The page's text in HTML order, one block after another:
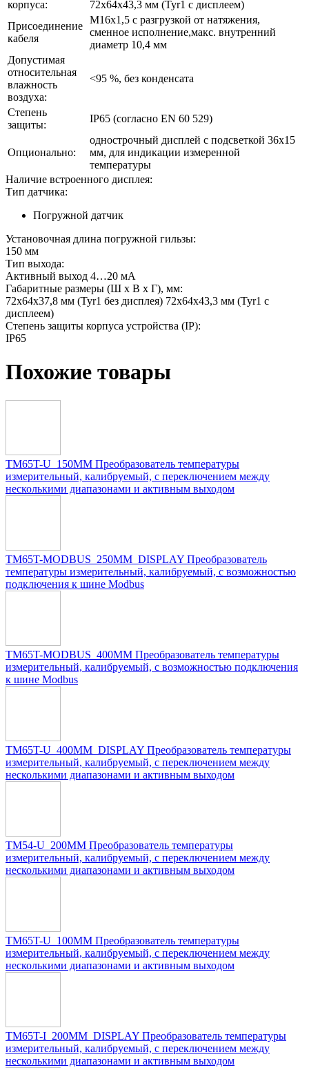
корпуса:
72x64x43,3 мм (Tyr1 с дисплеем)
Присоединение
кабеля
M16x1,5 с разгрузкой от натяжения,
сменное исполнение,макс. внутренний
диаметр 10,4 мм
Допустимая
относительная
влажность
воздуха:
<95 %, без конденсата
Степень
защиты:
IP65 (согласно EN 60 529)
Опционально:
однострочный дисплей с подсветкой 36x15
мм, для индикации измеренной
температуры
Наличие встроенного дисплея:
Тип датчика:
Погружной датчик
Установочная длина погружной гильзы:
150 мм
Тип выхода:
Активный выход 4…20 мА
Габаритные размеры (Ш х В х Г), мм:
72x64x37,8 мм (Tyr1 без дисплея) 72x64x43,3 мм (Tyr1 с
дисплеем)
Степень защиты корпуса устройства (IP):
IP65
Похожие товары
TM65T-U_150MM Преобразователь температуры
измерительный, калибруемый, с переключением между
несколькими диапазонами и активным выходом
TM65T-MODBUS_250MM_DISPLAY Преобразователь
температуры измерительный, калибруемый, c возможностью
подключения к шине Modbus
TM65T-MODBUS_400MM Преобразователь температуры
измерительный, калибруемый, c возможностью подключения
к шине Modbus
TM65T-U_400MM_DISPLAY Преобразователь температуры
измерительный, калибруемый, с переключением между
несколькими диапазонами и активным выходом
TM54-U_200MM Преобразователь температуры
измерительный, калибруемый, с переключением между
несколькими диапазонами и активным выходом
TM65T-U_100MM Преобразователь температуры
измерительный, калибруемый, с переключением между
несколькими диапазонами и активным выходом
TM65T-I_200MM_DISPLAY Преобразователь температуры
измерительный, калибруемый, с переключением между
несколькими диапазонами и активным выходом